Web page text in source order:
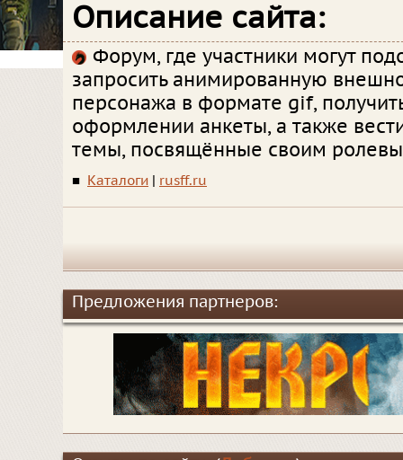
Описание сайта:
Форум, где участники могут
запросить анимированную
персонажа в формате gif,
оформлении анкеты, а также
темы, посвящённые своим
■ Каталоги | rusff.ru
Предложения партнеров: